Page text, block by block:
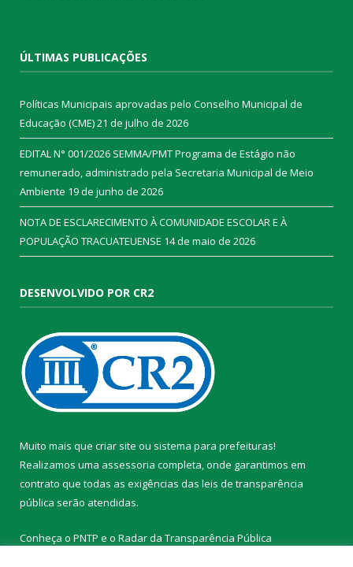
ÚLTIMAS PUBLICAÇÕES
Políticas Municipais aprovadas pelo Conselho Municipal de
Educação (CME)21 de julho de 2026
EDITAL N° 001/2026 SEMMA/PMT Programa de Estágio não
remunerado, administrado pela Secretaria Municipal de Meio
Ambiente 19 de junho de 2026
NOTA DE ESCLARECIMENTO À COMUNIDADE ESCOLAR E À
POPULAÇÃO TRACUATEUENSE 14 de maio de 2026
DESENVOLVIDO POR CR2
Muito mais que criar site ou sistema para prefeituras!
Realizamos uma assessoria completa, onde garantimos em
contrato que todas as exigências das leis de transparência
pública serão atendidas.
Conheça o PNTP e o Radar da Transparência Pública